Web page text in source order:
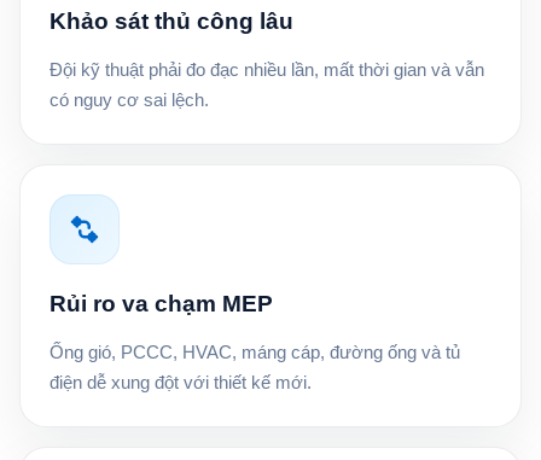
Khảo sát thủ công lâu
Đội kỹ thuật phải đo đạc nhiều lần, mất thời gian và vẫn
có nguy cơ sai lệch.
Rủi ro va chạm MEP
Ống gió, PCCC, HVAC, máng cáp, đường ống và tủ
điện dễ xung đột với thiết kế mới.